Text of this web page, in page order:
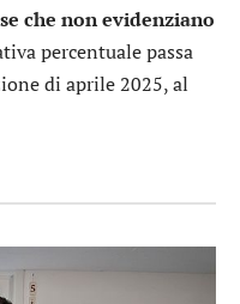
che non evidenziano
percentuale passa
di aprile 2025, al